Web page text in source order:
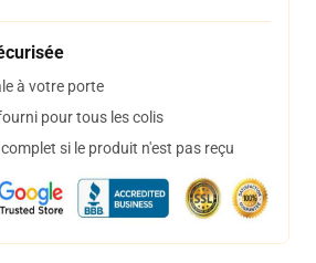
à votre porte
pour tous les colis
si le produit n'est pas reçu